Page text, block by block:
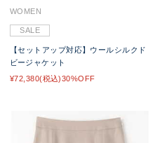
WOMEN
SALE
【セットアップ対応】ウールシルクド
ビージャケット
¥72,380(税込)30%OFF